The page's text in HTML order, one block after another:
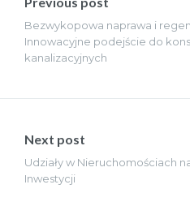
Bezwykopowa naprawa i
Innowacyjne podejście do
kanalizacyjnych
Next post
Udziały w Nieruchomościach
Inwestycji